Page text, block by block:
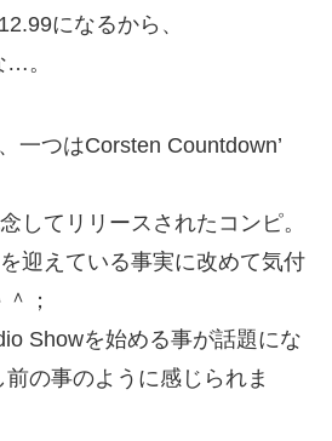
になるから、
…。
一つはCorsten Countdown’
してリリースされたコンピ。
迎えている事実に改めて気付
；
Showを始める事が話題にな
の事のように感じられま